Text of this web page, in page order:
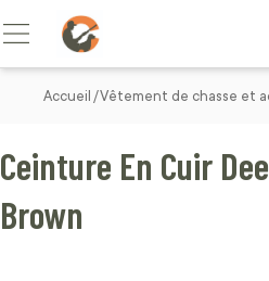
Allez au contenu
Basculer la navigation
Accueil Vêtement de chasse et
Ceinture En Cuir
Brown